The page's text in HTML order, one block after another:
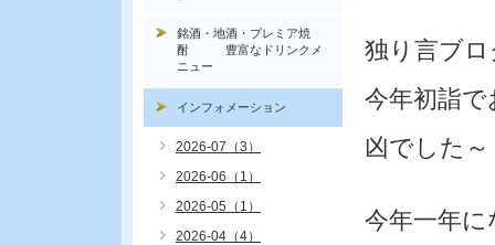
独り言ブロ
今年初詣
凶でした～
今年一年
銘酒・地酒・プレミア焼
酎 豊富なドリンクメ
ニュー
インフォメーション
2026-07（3）
2026-06（1）
2026-05（1）
2026-04（4）